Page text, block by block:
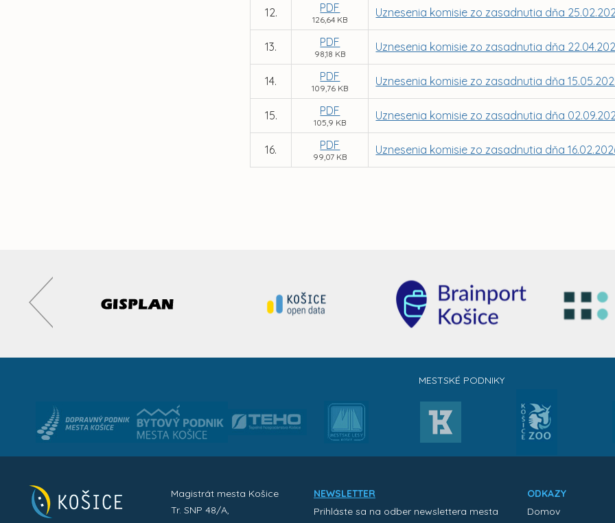
12. PDF
126,64 KB
Uznesenia komisie zo zasadnutia dňa
13. PDF
98,18 KB
Uznesenia komisie zo zasadnutia dňa
14. PDF
109,76 KB
Uznesenia komisie zo zasadnutia dňa
15. PDF
105,9 KB
Uznesenia komisie zo zasadnutia dňa
16. PDF
99,07 KB
Uznesenia komisie zo zasadnutia dňa
MESTSKÉ PODNIKY
Magistrát mesta Košice
Tr. SNP 48/A,
NEWSLETTER
Prihláste sa na odber newslettera mesta
ODKAZY
Domov